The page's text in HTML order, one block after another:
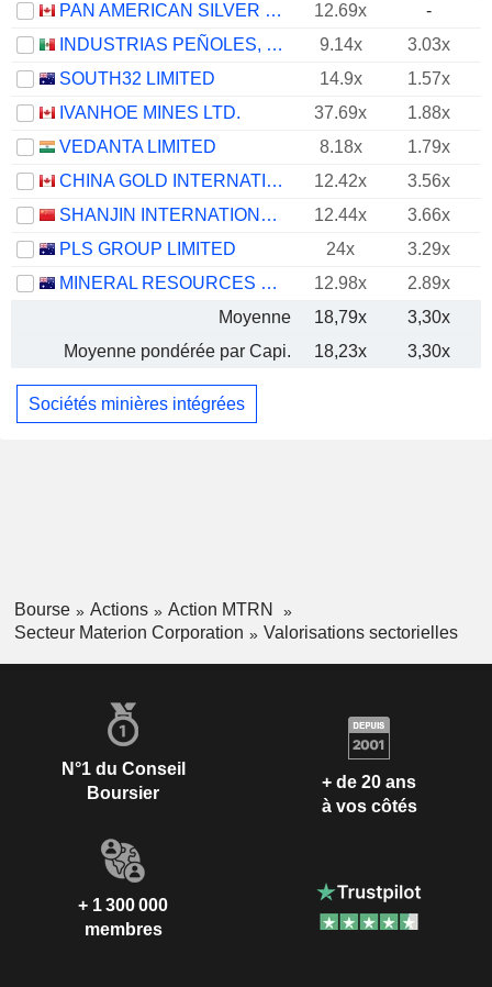
PAN AMERICAN SILVER CORP.
12.69x
-
INDUSTRIAS PEÑOLES, S.A.B. DE C.V.
9.14x
3.03x
SOUTH32 LIMITED
14.9x
1.57x
IVANHOE MINES LTD.
37.69x
1.88x
VEDANTA LIMITED
8.18x
1.79x
CHINA GOLD INTERNATIONAL RESOURCES CORP. LTD.
12.42x
3.56x
SHANJIN INTERNATIONAL GOLD CO., LTD.
12.44x
3.66x
PLS GROUP LIMITED
24x
3.29x
MINERAL RESOURCES LIMITED
12.98x
2.89x
Moyenne
18,79x
3,30x
Moyenne pondérée par Capi.
18,23x 3,30x
Sociétés minières intégrées
Bourse Actions
Action MTRN
Secteur Materion Corporation
Valorisations sectorielles
N°1 du Conseil
Boursier
+ de 20 ans
à vos côtés
+ 1 300 000
membres